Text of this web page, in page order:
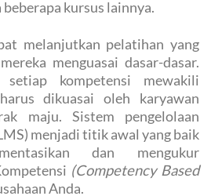
kursus lainnya.
melanjutkan pelatihan yang
menguasai dasar-dasar.
kompetensi mewakili
dikuasai oleh karyawan
maju. Sistem pengelolaan
menjadi titik awal yang baik
dan mengukur
(Competency Based
Anda.